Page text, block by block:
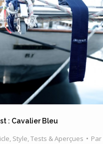
: Cavalier Bleu
, Style,Tests & Aperçues Par